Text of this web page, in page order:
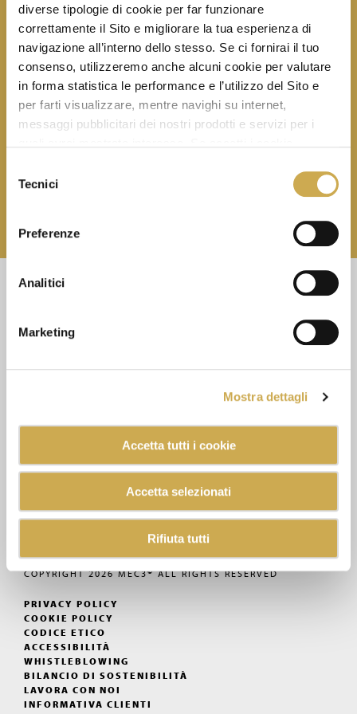
diverse tipologie di cookie per far funzionare
correttamente il Sito e migliorare la tua esperienza di
navigazione all’interno dello stesso. Se ci fornirai il tuo
consenso, utilizzeremo anche alcuni cookie per valutare
in forma statistica le performance e l’utilizzo del Sito e
per farti visualizzare, mentre navighi su internet,
messaggi pubblicitari dei nostri prodotti e servizi per i
delTecnici
Preferenze
Analitici
Marketing
Mostra dettagli
Accetta tutti i cookie
Accetta selezionati
Rifiuta tutti
Iscrivendoti, dai il consenso al trattamento dei
tuoi dati secondo la nostra informativa privacy
e accetti di ricevere le nostre newsletter.
Puoi disiscriverti quando vuoi, senza nessun costo.
+390541859411
SOCIETÀ SOGGETTA ALL'ATTIVITÀ
DI DIREZIONE E COORDINAMENTO
VIA GAGGIO N°72
P.IVA: 01622060406
COPYRIGHT 2026MEC3©ALL RIGHTS RESERVED
PRIVACY POLICY
COOKIE POLICY
CODICE ETICO
ACCESSIBILITÀ
WHISTLEBLOWING
BILANCIO DI SOSTENIBILITÀ
LAVORA CON NOI
INFORMATIVA CLIENTI